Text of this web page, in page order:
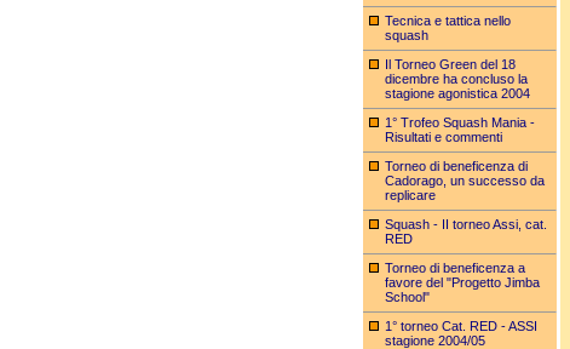
Tecnica e tattica nello
squash
Il Torneo Green del 18
dicembre ha concluso la
stagione agonistica 2004
1° Trofeo Squash Mania -
Risultati e commenti
Torneo di beneficenza di
Cadorago, un successo da
replicare
Squash - II torneo Assi, cat.
RED
Torneo di beneficenza a
favore del "Progetto Jimba
School"
1° torneo Cat. RED - ASSI
stagione 2004/05